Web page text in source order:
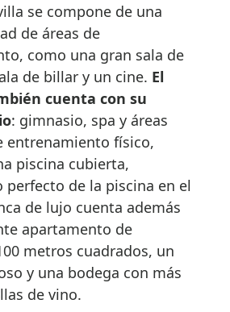
se compone de una
de áreas de
como una gran sala de
de billar y un cine. El
cuenta con su
: gimnasio, spa y áreas
entrenamiento físico,
piscina cubierta,
de la piscina en el
de lujo cuenta además
apartamento de
metros cuadrados, un
y una bodega con más
de vino.